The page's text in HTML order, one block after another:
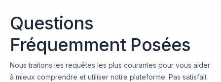
Questions
Fréquemment Posées
Nous traitons les requêtes les plus courantes pour vous aider
à mieux comprendre et utiliser notre plateforme. Pas satisfait